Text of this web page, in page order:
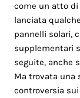
come un atto di
lanciata
pannelli solari,
supplementari
seguite, anche
Ma trovata una
controversia